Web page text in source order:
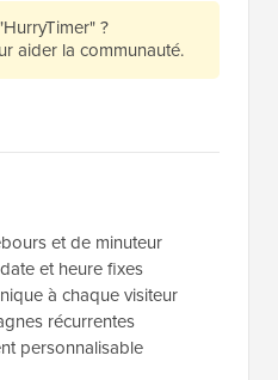
?
aider la communauté.
et de minuteur
et heure fixes
à chaque visiteur
récurrentes
personnalisable